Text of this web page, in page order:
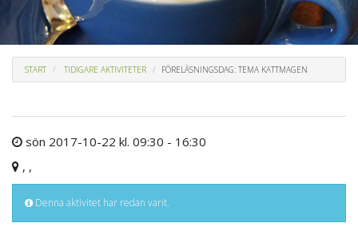
START TIDIGARE AKTIVITETER FÖRELÄSNINGSDAG: TEMA KATTMAGEN
sön 2017-10-22 kl. 09:30 - 16:30
, ,
Denna aktivitet har redan varit.